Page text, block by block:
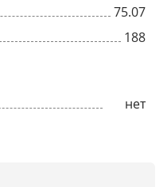
75.07
188
нет